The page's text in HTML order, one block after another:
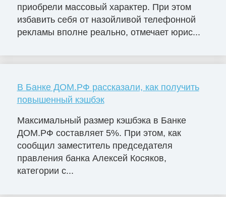
приобрели массовый характер. При этом
избавить себя от назойливой телефонной
рекламы вполне реально, отмечает юрис...
В Банке ДОМ.РФ рассказали, как получить
повышенный кэшбэк
Максимальный размер кэшбэка в Банке
ДОМ.РФ составляет 5%. При этом, как
сообщил заместитель председателя
правления банка Алексей Косяков,
категории с...